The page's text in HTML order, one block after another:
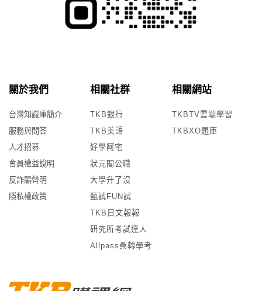
關於我們
台灣知識庫簡介
服務與問答
人才招募
會員權益說明
反詐騙聲明
隱私權政策
相關社群
TKB銀行
TKB美語
好學阿宅
狀元閣公職
大學升了沒
甄試FUN試
TKB日文報報
研究所考試達人
Allpass桑轉學考
相關網站
TKBTV雲端學習
TKBXO題庫